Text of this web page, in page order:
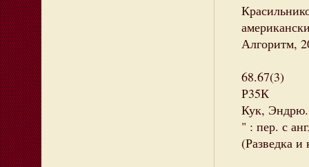
Алгоритм,
68.67(3)
Р35К
Кук, Эндрю.
" : пер. с
(Разведка и